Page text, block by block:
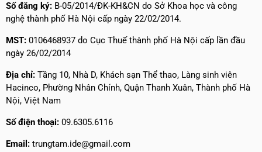
Số đăng ký: B-05/2014/ĐK-KH&CN do Sở Khoa học và công
nghệ thành phố Hà Nội cấp ngày 22/02/2014.
MST: 0106468937 do Cục Thuế thành phố Hà Nội cấp lần đầu
ngày 26/02/2014
Địa chỉ: Tầng 10, Nhà D, Khách sạn Thể thao, Làng sinh viên
Hacinco, Phường Nhân Chính, Quận Thanh Xuân, Thành phố Hà
Nội, Việt Nam
Số điện thoại: 09.6305.6116
Email: trungtam.ide@gmail.com